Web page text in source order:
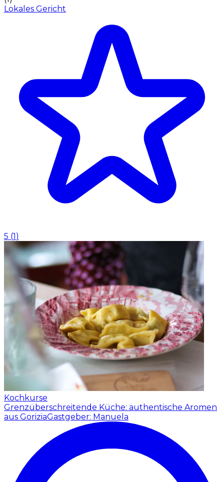
Lokales Gericht
5 (1)
Kochkurse
Grenzüberschreitende Küche: authentische Aromen
aus GoriziaGastgeber: Manuela